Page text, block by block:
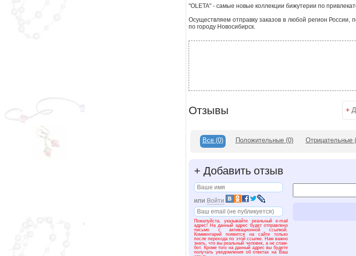
"OLETA" - самые новые коллекции бижутерии по
Осуществляем отправку заказов в любой регион России,
по городу Новосибирск.
Отзывы +
Все (0) Положительные(0) Отрицательные
+ Добавить отзыв
или Войти
Пожалуйста, указывайте реальный e-mail
адрес! На данный адрес будет отправлено
письмо с активационной ссылкой.
Комментарий появится на сайте только
после перехода по этой ссылке. Нам важно
знать, что вы реальный человек, а не спам-
бот. Кроме того на данный адрес вы будете
получать уведомления об ответах на Ваш